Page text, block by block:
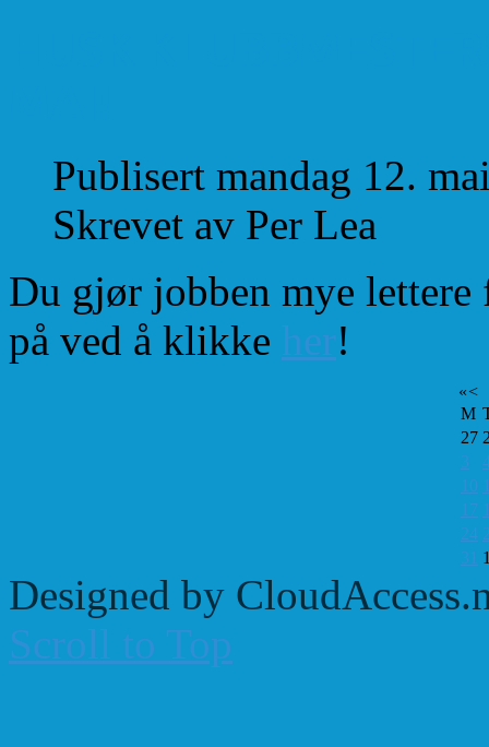
Publisert mandag 12.
Skrevet av Per Lea
Du gjør jobben mye lettere
på ved å klikke her!
«<
M
27
3
10
17
24
31
Designed by
Scroll to Top